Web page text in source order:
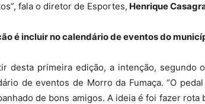
fala o diretor de Esportes, Henrique
é incluir no calendário de eventos do
desta primeira edição, a intenção, segundo
de eventos de Morro da Fumaça. “O
de bons amigos. A ideia é foi fazer